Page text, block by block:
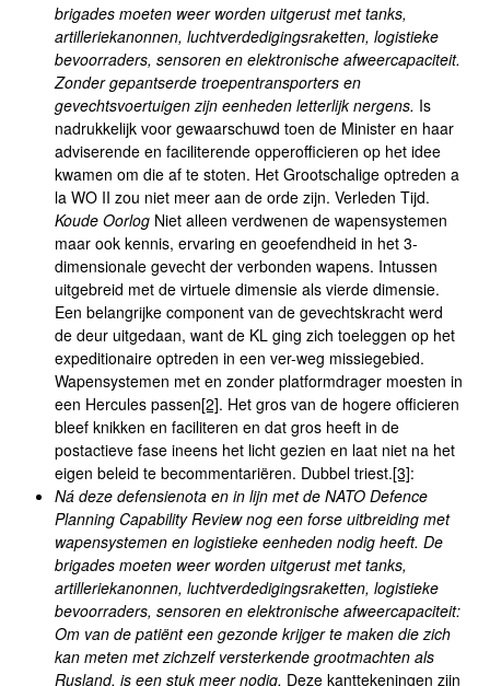
brigades moeten weer worden uitgerust met tanks,
artilleriekanonnen, luchtverdedigingsraketten, logistieke
bevoorraders, sensoren en elektronische afweercapaciteit.
Zonder gepantserde troepentransporters en
gevechtsvoertuigen zijn eenheden letterlijk nergens. Is
nadrukkelijk voor gewaarschuwd toen de Minister en haar
adviserende en faciliterende opperofficieren op het idee
kwamen om die af te stoten. Het Grootschalige optreden a
la WO II zou niet meer aan de orde zijn. Verleden Tijd.
Koude Oorlog Niet alleen verdwenen de wapensystemen
maar ook kennis, ervaring en geoefendheid in het 3-
dimensionale gevecht der verbonden wapens. Intussen
uitgebreid met de virtuele dimensie als vierde dimensie.
Een belangrijke component van de gevechtskracht werd
de deur uitgedaan, want de KL ging zich toeleggen op het
expeditionaire optreden in een ver-weg missiegebied.
Wapensystemen met en zonder platformdrager moesten in
een Hercules passen[2]. Het gros van de hogere officieren
bleef knikken en faciliteren en dat gros heeft in de
postactieve fase ineens het licht gezien en laat niet na het
eigen beleid te becommentariëren. Dubbel triest.[3]:
Ná deze defensienota en in lijn met de NATO Defence
Planning Capability Review nog een forse uitbreiding met
wapensystemen en logistieke eenheden nodig heeft. De
brigades moeten weer worden uitgerust met tanks,
artilleriekanonnen, luchtverdedigingsraketten, logistieke
bevoorraders, sensoren en elektronische afweercapaciteit:
Om van de patiënt een gezonde krijger te maken die zich
kan meten met zichzelf versterkende grootmachten als
Rusland, is een stuk meer nodig. Deze kanttekeningen zijn